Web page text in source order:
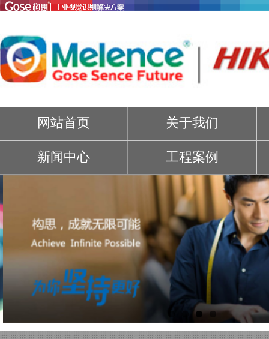
网站首页 关于我们
新闻中心 工程案例